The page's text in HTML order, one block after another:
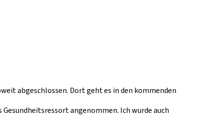
abgeschlossen. Dort geht es in den kommenden
angenommen. Ich wurde auch